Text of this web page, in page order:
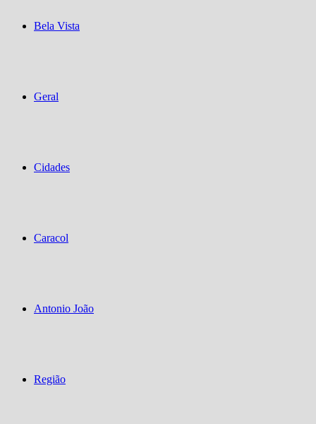
Bela Vista
Geral
Cidades
Caracol
Antonio João
Região